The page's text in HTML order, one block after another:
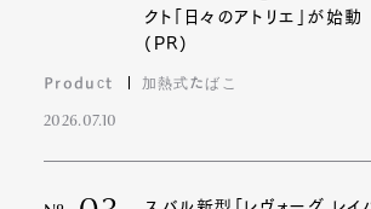
クト「日々のアトリエ」が始動
(PR)
Product 加熱式たばこ
2026.07.10